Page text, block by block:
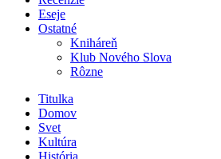
Eseje
Ostatné
Kniháreň
Klub Nového Slova
Rôzne
Titulka
Domov
Svet
Kultúra
História